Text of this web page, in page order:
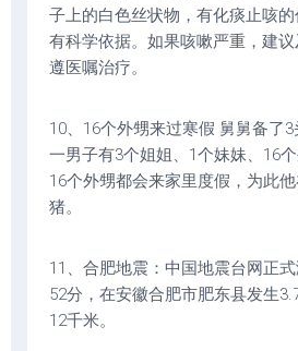
子上的白色丝状物，有化痰止咳
有科学依据。如果咳嗽严重，建
遵医嘱治疗。
10、16个外甥来过寒假 舅舅备了
一男子有3个姐姐、1个妹妹、16
16个外甥都会来家里度假，为此
猪。
11、合肥地震：中国地震台网正
52分，在安徽合肥市肥东县发生
12千米。